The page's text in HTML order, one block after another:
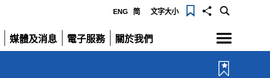
ENG 简 文字大小
媒體及消息
展
電子服務
展
關於我們
展
選
單